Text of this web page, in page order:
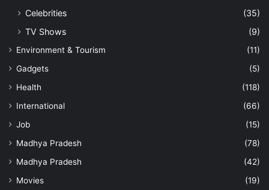
Celebrities
(35)
TV Shows
(9)
Environment & Tourism
(11)
Gadgets
(5)
Health
(118)
International
(66)
Job
(15)
Madhya Pradesh
(78)
Madhya Pradesh
(42)
Movies
(19)